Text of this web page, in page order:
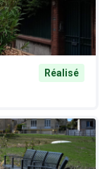
Réalisé